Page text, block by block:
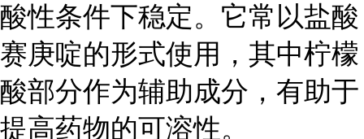
酸性条件下稳定。它常以盐酸
赛庚啶的形式使用，其中柠檬
酸部分作为辅助成分，有助于
提高药物的可溶性。